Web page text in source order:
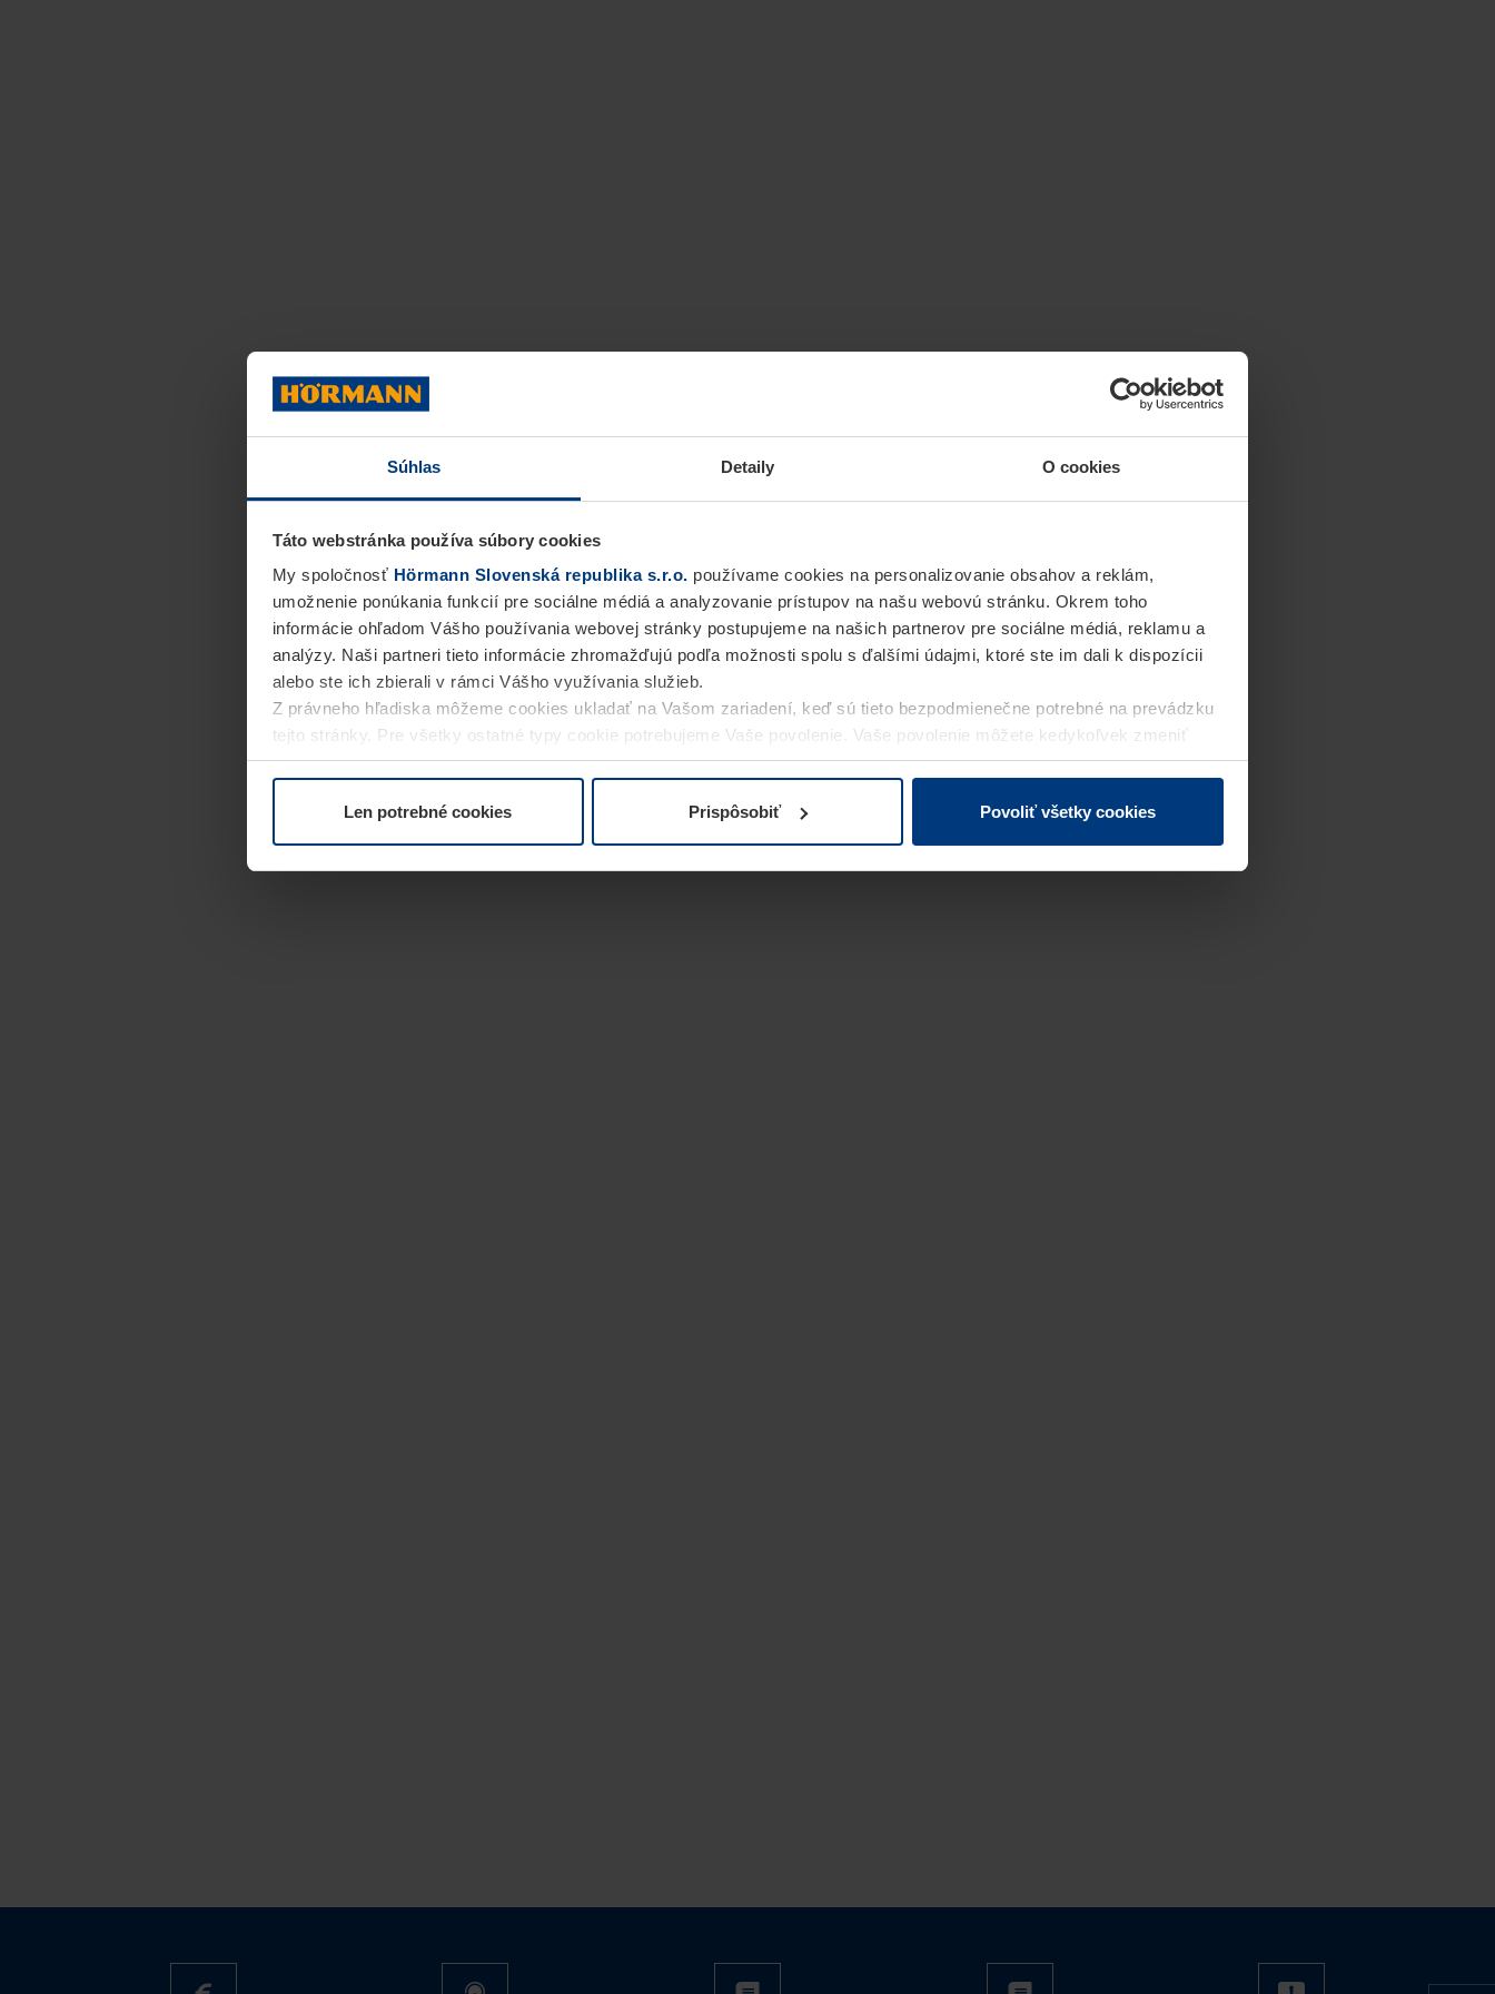
Súhlas Detaily O cookies
Táto webstránka používa súbory cookies
My spoločnosť Hörmann Slovenská republika s.r.o. používame cookies na personalizovanie obsahov a reklám,
umožnenie ponúkania funkcií pre sociálne médiá a analyzovanie prístupov na našu webovú stránku. Okrem toho
informácie ohľadom Vášho používania webovej stránky postupujeme na našich partnerov pre sociálne médiá, reklamu a
analýzy. Naši partneri tieto informácie zhromažďujú podľa možnosti spolu s ďalšími údajmi, ktoré ste im dali k dispozícii
alebo ste ich zbierali v rámci Vášho využívania služieb.
Z právneho hľadiska môžeme cookies ukladať na Vašom zariadení, keď sú tieto bezpodmienečne potrebné na prevádzku
tejto stránky. Pre všetky ostatné typy cookie potrebujeme Vaše povolenie. Vaše povolenie môžete kedykoľvek zmeniť
alebo odvolať vo vysvetlení cookie na stránkeVyhlásenie o ochrane osobných údajovnašej webovej stránky.
Len potrebné cookies Prispôsobiť Povoliť všetky cookies